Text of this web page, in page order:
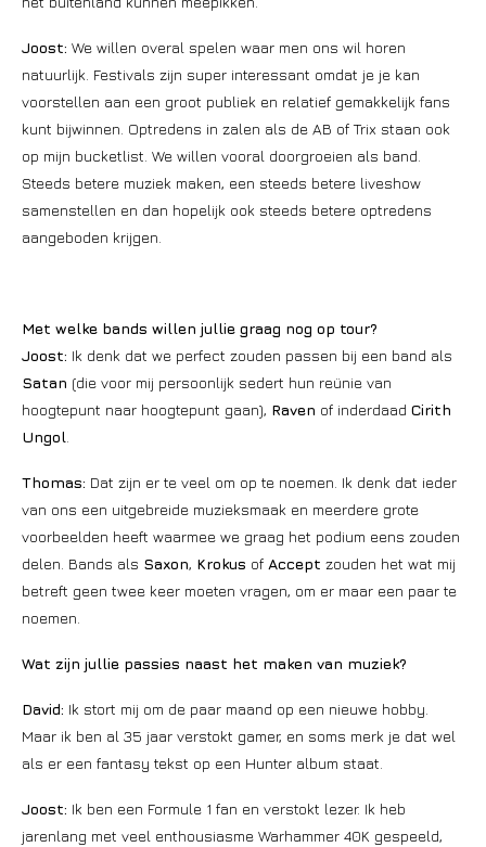
Joost: We willen overal spelen waar men ons wil horen
natuurlijk. Festivals zijn super interessant omdat je je kan
voorstellen aan een groot publiek en relatief gemakkelijk fans
kunt bijwinnen. Optredens in zalen als de AB of Trix staan ook
op mijn bucketlist. We willen vooral doorgroeien als band.
Steeds betere muziek maken, een steeds betere liveshow
samenstellen en dan hopelijk ook steeds betere optredens
aangeboden krijgen.
Met welke bands willen jullie graag nog op tour?
Joost: Ik denk dat we perfect zouden passen bij een band als
Satan (die voor mij persoonlijk sedert hun reünie van
hoogtepunt naar hoogtepunt gaan), Raven of inderdaad Cirith
Ungol
Thomas: Dat zijn er te veel om op te noemen. Ik denk dat ieder
van ons een uitgebreide muzieksmaak en meerdere grote
voorbeelden heeft waarmee we graag het podium eens zouden
delen. Bands als Saxon, Krokus of Accept zouden het wat mij
betreft geen twee keer moeten vragen, om er maar een paar te
noemen.
Wat zijn jullie passies naast het maken van muziek?
David: Ik stort mij om de paar maand op een nieuwe hobby.
Maar ik ben al 35 jaar verstokt gamer, en soms merk je dat wel
als er een fantasy tekst op een Hunter album staat.
Joost: Ik ben een Formule 1 fan en verstokt lezer. Ik heb
jarenlang met veel enthousiasme Warhammer 40K gespeeld,